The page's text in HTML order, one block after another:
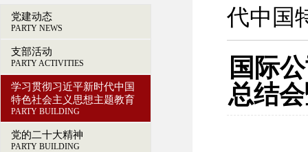
党建动态
PARTY NEWS
支部活动
PARTY ACTIVITIES
学习贯彻习近平新时代中国
特色社会主义思想主题教育
PARTY BUILDING
党的二十大精神
PARTY BUILDING
代中国
国际
总结